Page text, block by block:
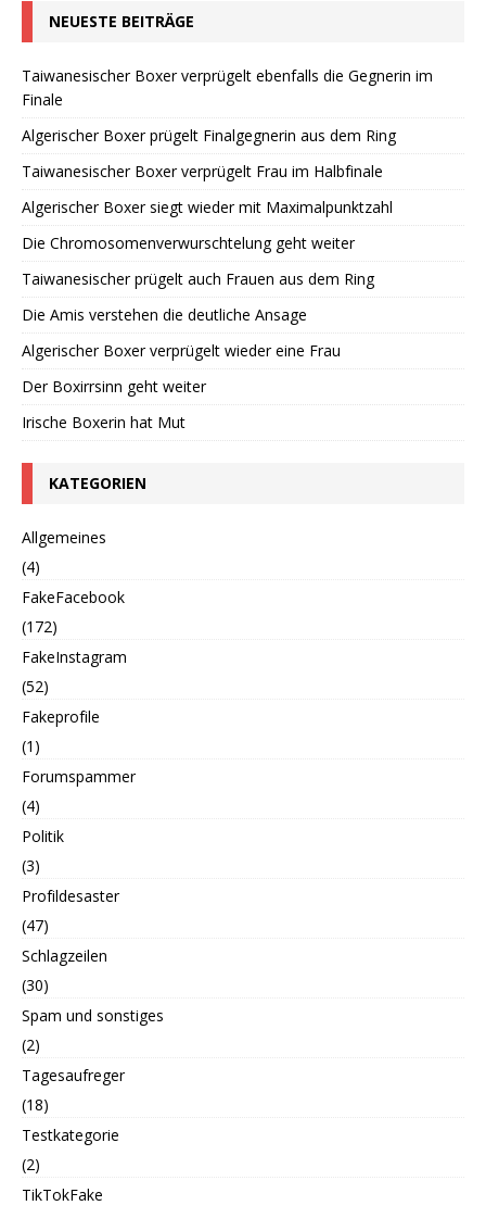
NEUESTE BEITRÄGE
Taiwanesischer Boxer verprügelt ebenfalls die Gegnerin im
Finale
Algerischer Boxer prügelt Finalgegnerin aus dem Ring
Taiwanesischer Boxer verprügelt Frau im Halbfinale
Algerischer Boxer siegt wieder mit Maximalpunktzahl
Die Chromosomenverwurschtelung geht weiter
Taiwanesischer prügelt auch Frauen aus dem Ring
Die Amis verstehen die deutliche Ansage
Algerischer Boxer verprügelt wieder eine Frau
Der Boxirrsinn geht weiter
Irische Boxerin hat Mut
KATEGORIEN
Allgemeines
(4)
FakeFacebook
(172)
FakeInstagram
(52)
Fakeprofile
(1)
Forumspammer
(4)
Politik
(3)
Profildesaster
(47)
Schlagzeilen
(30)
Spam und sonstiges
(2)
Tagesaufreger
(18)
Testkategorie
(2)
TikTokFake